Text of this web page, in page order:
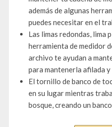
además de algunas
puedes necesitar en el
Las limas redondas, lima
herramienta de medidor
archivo te ayudan a
para mantenerla afilada
El tornillo de banco de
en su lugar mientras
bosque, creando un